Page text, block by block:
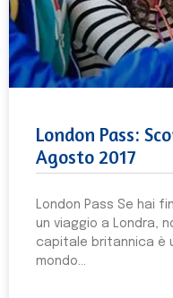
London Pass:
Agosto 2017
London Pass Se hai
un viaggio a Londra,
capitale britannica è
mondo